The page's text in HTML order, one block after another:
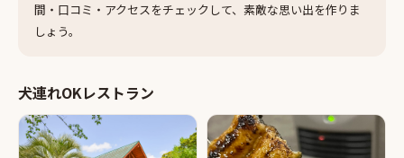
間・口コミ・アクセスをチェックして、素敵な思い出を作りま
しょう。
犬連れOKレストラン